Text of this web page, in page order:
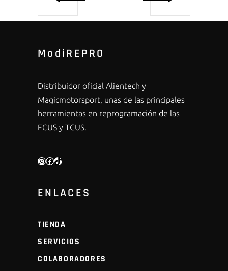
ModiREPRO
Distribuidor oficial Alientech y
Magicmotorsport, unas de las principales
herramientas en reprogramación de las
ECUS y TCUS.
INSTAGRAM
FACEBOOK
TIKTOK
ENLACES
TIENDA
SERVICIOS
COLABORADORES